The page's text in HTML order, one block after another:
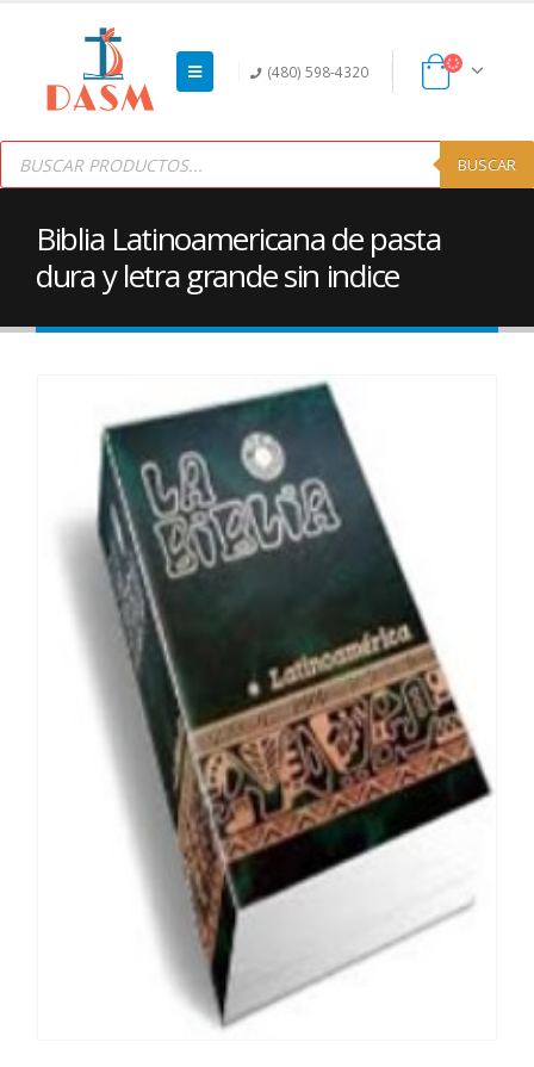
(480) 598-4320
Products
search BUSCAR
Biblia Latinoamericana de pasta
dura y letra grande sin indice